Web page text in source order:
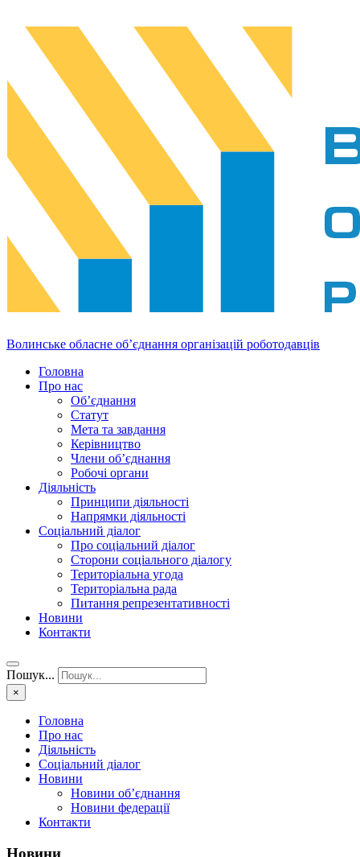
Волинське обласне об’єднання організацій роботодавців
Головна
Про нас
Об’єднання
Статут
Мета та завдання
Керівництво
Члени об’єднання
Робочі органи
Діяльність
Принципи діяльності
Напрямки діяльності
Соціальний діалог
Про соціальний діалог
Сторони соціального діалогу
Територіальна угода
Територіальна рада
Питання репрезентативності
Новини
Контакти
Пошук...
×
Головна
Про нас
Діяльність
Соціальний діалог
Новини
Новини об’єднання
Новини федерації
Контакти
Новини